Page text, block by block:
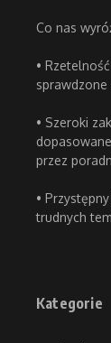
Co nas
•
sprawdzone
• Szeroki
przez
•
trudnych
Kategorie